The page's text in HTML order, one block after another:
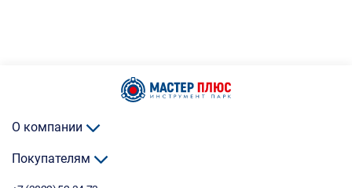
О компании
Покупателям